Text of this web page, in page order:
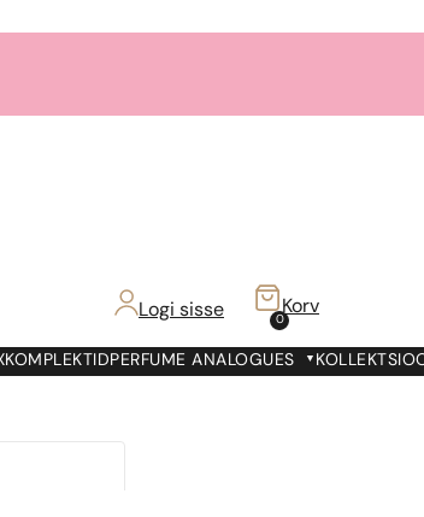
Logi sisse 0
Korv
KOMPLEKTIDPERFUME ANALOGUES